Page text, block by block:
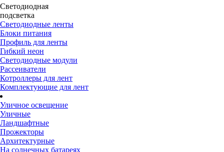
Светодиодная
подсветка
Светодиодные ленты
Блоки питания
Профиль для ленты
Гибкий неон
Светодиодные модули
Рассеиватели
Котроллеры для лент
Комплектующие для лент
Уличное освещение
Уличные
Ландшафтные
Прожекторы
Архитектурные
На солнечных батареях